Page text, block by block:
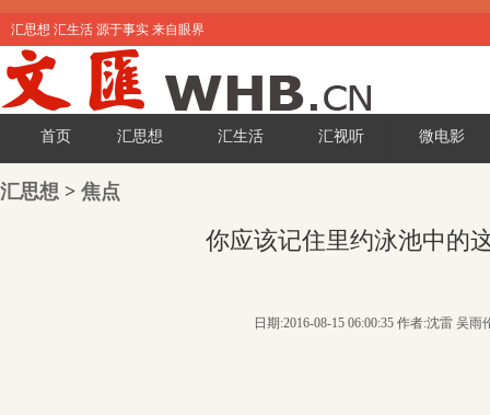
汇思想 汇生活 源于事实 来自眼界
首页 汇思想 汇生活 汇视听 微电影
汇思想 > 焦点
你应该记住里约泳池中的
日期:2016-08-15 06:00:35 作者:沈雷 吴雨